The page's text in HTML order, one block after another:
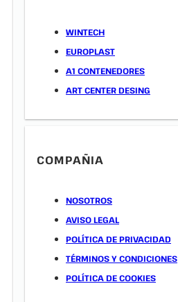
WINTECH
EUROPLAST
A1 CONTENEDORES
ART CENTER DESING
COMPAÑIA
NOSOTROS
AVISO LEGAL
POLÍTICA DE PRIVACIDAD
TÉRMINOS Y CONDICIONES
POLÍTICA DE COOKIES